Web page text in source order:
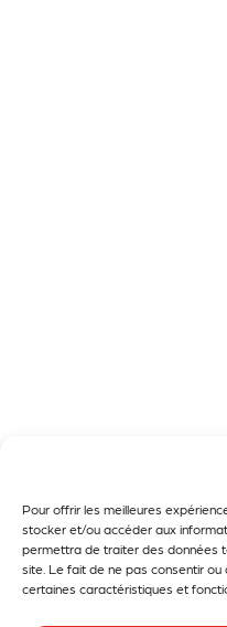
Pour offrir les meilleures
stocker et/ou accéder aux
permettra de traiter des données
site. Le fait de ne pas consentir
certaines caractéristiques et